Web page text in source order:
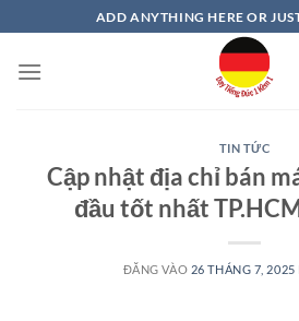
qua
nội
ADD ANYTHING HERE OR
TIN TỨC
Cập nhật địa chỉ bán
đầu tốt nhất
ĐĂNG VÀO 26 THÁNG 7, 2025